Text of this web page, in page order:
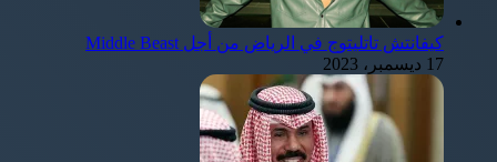
كيفانتش تاتليتوج في الرياض من أجل Middle Beast
17 ديسمبر، 2023